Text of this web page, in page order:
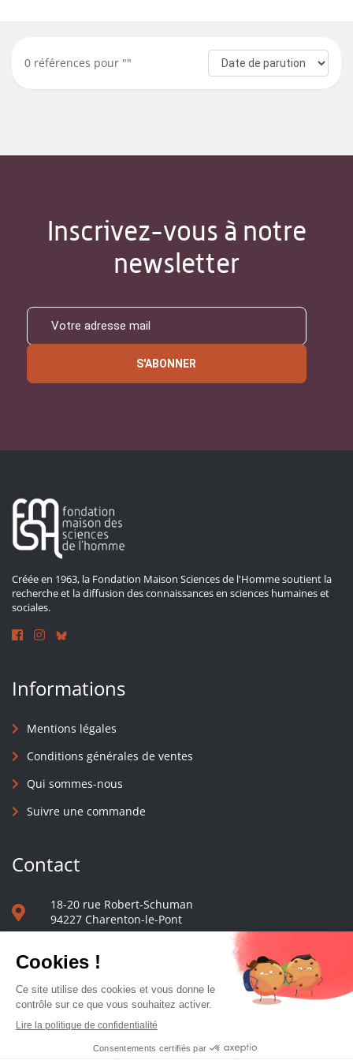
0 références pour ""
Inscrivez-vous à notre
newsletter
S'ABONNER
Créée en 1963, la Fondation Maison Sciences de l'Homme soutient la
recherche et la diffusion des connaissances en sciences humaines et
sociales.
Informations
Mentions légales
Conditions générales de ventes
Qui sommes-nous
Suivre une commande
Contact
18-20 rue Robert-Schuman
94227 Charenton-le-Pont